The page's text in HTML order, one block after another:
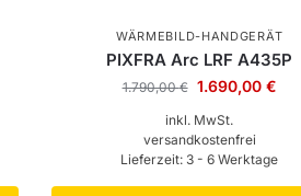
WÄRMEBILD-HANDGERÄT
PIXFRA Arc LRF A435P
1.790,00€ 1.690,00 €
inkl. MwSt.
versandkostenfrei
Lieferzeit: 3 - 6 Werktage